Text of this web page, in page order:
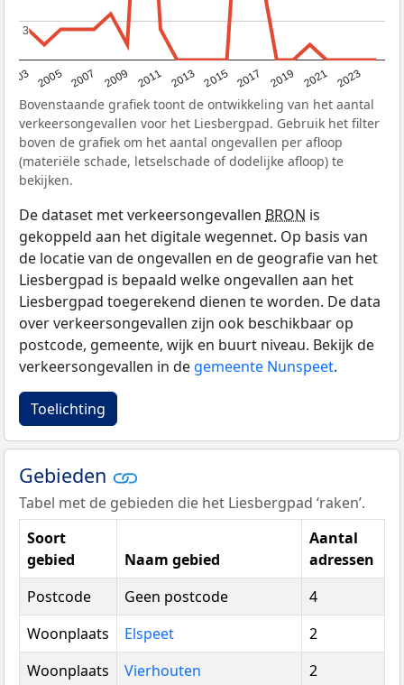
2003 2005 2007 2009 2011 2013 2015 2017 2019 2021 2023
3
3
Bovenstaande grafiek toont de ontwikkeling van het aantal
verkeersongevallen voor het Liesbergpad. Gebruik het filter
boven de grafiek om het aantal ongevallen per afloop
(materiële schade, letselschade of dodelijke afloop) te
bekijken.
De dataset met verkeersongevallen BRON is
gekoppeld aan het digitale wegennet. Op basis van
de locatie van de ongevallen en de geografie van het
Liesbergpad is bepaald welke ongevallen aan het
Liesbergpad toegerekend dienen te worden. De data
over verkeersongevallen zijn ook beschikbaar op
postcode, gemeente, wijk en buurt niveau. Bekijk de
verkeersongevallen in de gemeente Nunspeet.
Toelichting
Gebieden
Tabel met de gebieden die het Liesbergpad ‘raken’.
Soort
gebied
Naam gebied
Aantal
adressen
Postcode
Geen postcode
4
Woonplaats
Elspeet
2
Woonplaats
Vierhouten 2